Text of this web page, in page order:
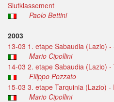
Slutklassement
Paolo Bettini
2003
13-03 1. etape Sabaudia (Lazio)
Mario Cipollini
14-03 2. etape Sabaudia (Lazio)
Filippo Pozzato
15-03 3. etape Tarquinia (Lazio)
Mario Cipollini